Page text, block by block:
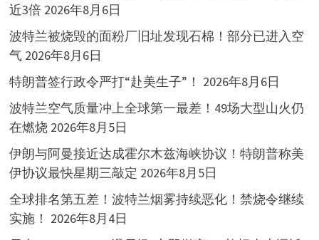
近3倍 2026年8月6日
波特兰被烧毁的面粉厂旧址发现石棉！部分已进入空
气 2026年8月6日
特朗普签行政令严打“赴美生子”！ 2026年8月6日
波特兰空气质量冲上全球第一最差！49场大型山火仍
在燃烧 2026年8月5日
伊朗与阿曼接近达成霍尔木兹海峡协议！特朗普称美
伊协议最快星期三敲定 2026年8月5日
全球排名第五差！波特兰烟雾持续恶化！禁烧令继续
实施！ 2026年8月4日